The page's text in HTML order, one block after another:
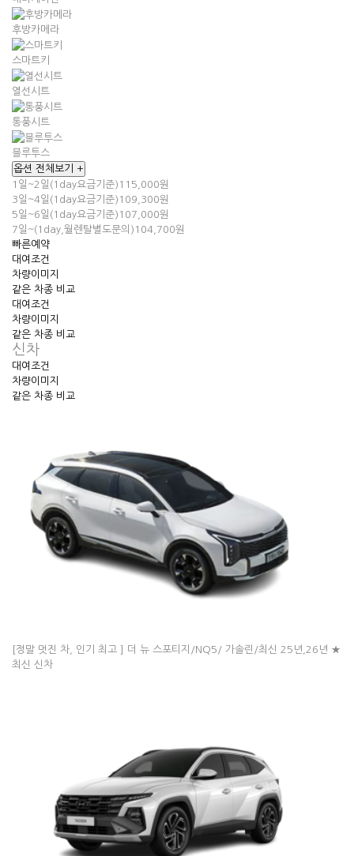
후방카메라
스마트키
열선시트
통풍시트
블루투스
옵션 전체보기 +
1일~2일(1day요금기준) 115,000원
3일~4일(1day요금기준) 109,300원
5일~6일(1day요금기준) 107,000원
7일~(1day,월렌탈별도문의) 104,700원
빠른예약
대여조건
차량이미지
같은 차종 비교
대여조건
차량이미지
같은 차종 비교
신차
대여조건
차량이미지
같은 차종 비교
[정말 멋진 차, 인기 최고 ] 더 뉴 스포티지/NQ5/ 가솔린/최신 25년,26년 ★
최신 신차